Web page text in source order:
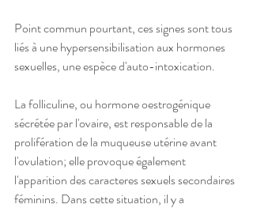
Point commun pourtant, ces signes sont tous
liés à une hypersensibilisation aux hormones
sexuelles, une espèce d'auto-intoxication.
La folliculine, ou hormone oestrogénique
sécrétée par l'ovaire, est responsable de la
prolifération de la muqueuse utérine avant
l'ovulation; elle provoque également
l'apparition des caracteres sexuels secondaires
féminins. Dans cette situation, il y a